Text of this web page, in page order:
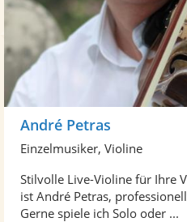
André Petras
Einzelmusiker, Violine
Stilvolle Live-Violine für Ihre
ist André Petras,
Gerne spiele ich Solo oder ...